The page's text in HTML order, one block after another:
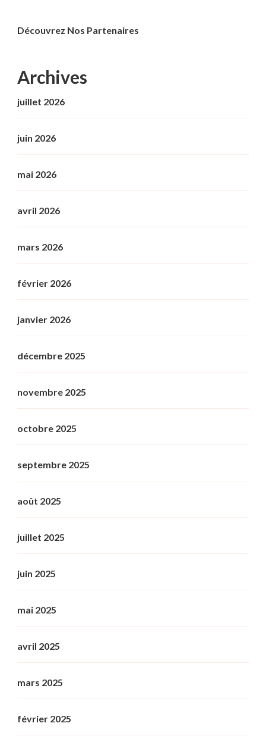
Découvrez Nos Partenaires
Archives
juillet 2026
juin 2026
mai 2026
avril 2026
mars 2026
février 2026
janvier 2026
décembre 2025
novembre 2025
octobre 2025
septembre 2025
août 2025
juillet 2025
juin 2025
mai 2025
avril 2025
mars 2025
février 2025